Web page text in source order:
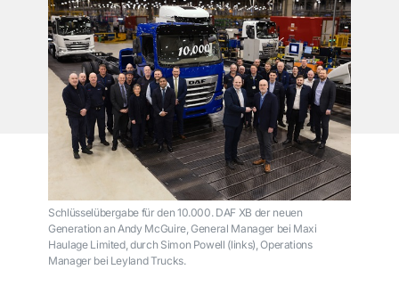
Schlüsselübergabe für den 10.000. DAF XB der neuen
Generation an Andy McGuire, General Manager bei Maxi
Haulage Limited, durch Simon Powell (links), Operations
Manager bei Leyland Trucks.